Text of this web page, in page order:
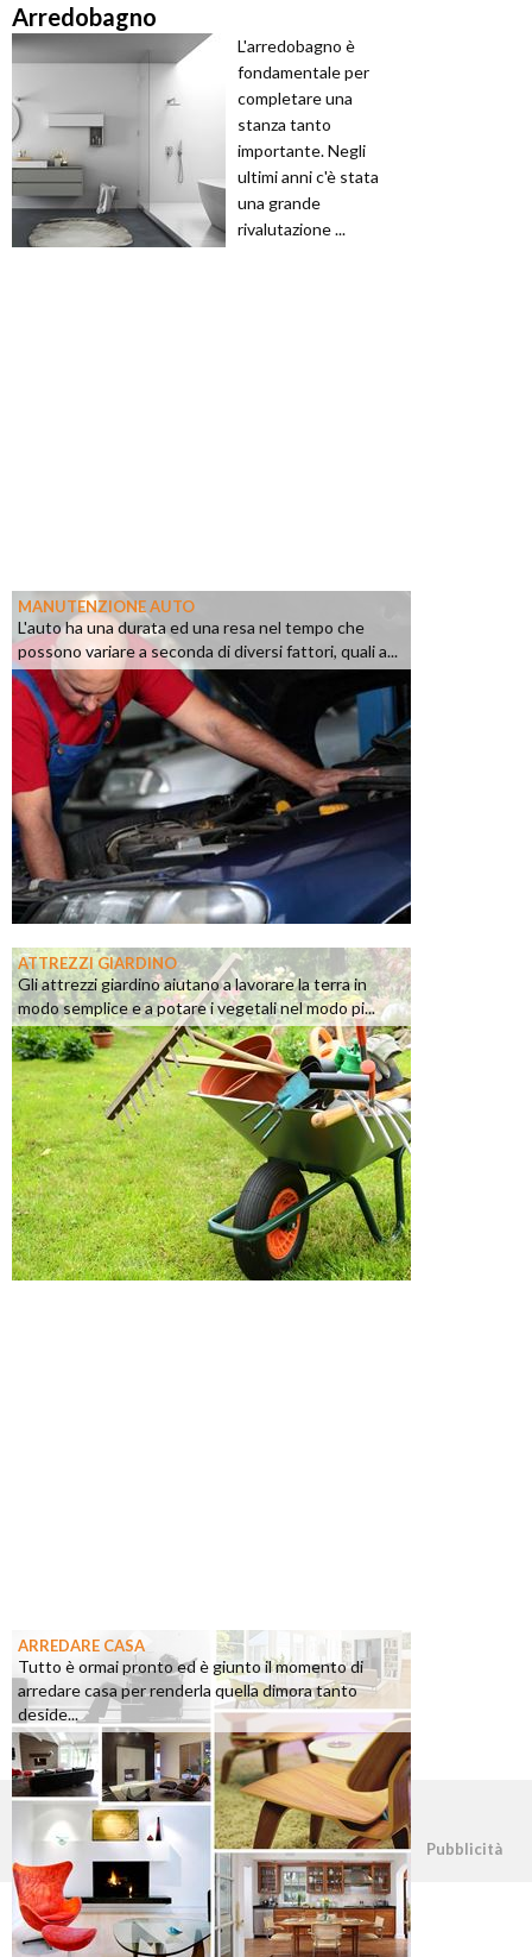
Arredobagno
L'arredobagno è
fondamentale per
completare una
stanza tanto
importante. Negli
ultimi anni c'è stata
una grande
rivalutazione ...
MANUTENZIONE AUTO
L'auto ha una durata ed una resa nel tempo che
possono variare a seconda di diversi fattori, quali a...
ATTREZZI GIARDINO
Gli attrezzi giardino aiutano a lavorare la terra in
modo semplice e a potare i vegetali nel modo pi...
ARREDARE CASA
Tutto è ormai pronto ed è giunto il momento di
arredare casa per renderla quella dimora tanto
deside...
©2026 - casapratica.org - p.iva 03338800984 Pubblicità